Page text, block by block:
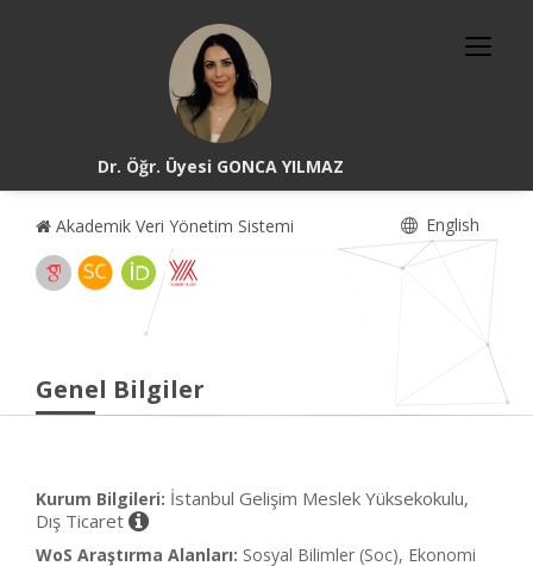
Dr. Öğr. Üyesi GONCA YILMAZ
Akademik Veri Yönetim Sistemi English
Genel Bilgiler
Kurum Bilgileri: İstanbul Gelişim Meslek Yüksekokulu,
Dış Ticaret
WoS Araştırma Alanları: Sosyal Bilimler (Soc), Ekonomi